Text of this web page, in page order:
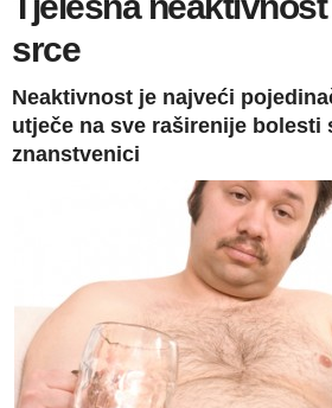
srce
Neaktivnost je najveći
utječe na sve raširenije bolesti
znanstvenici